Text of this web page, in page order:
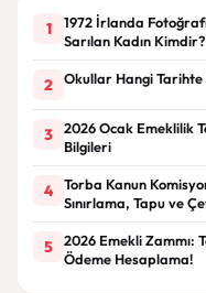
1
1972 İrlanda
Sarılan Kadın Kimdir?
2 Okullar Hangi Tarihte
3
2026 Ocak Emeklilik
Bilgileri
4
Torba Kanun
Sınırlama, Tapu ve
5
2026 Emekli Zammı:
Ödeme Hesaplama!